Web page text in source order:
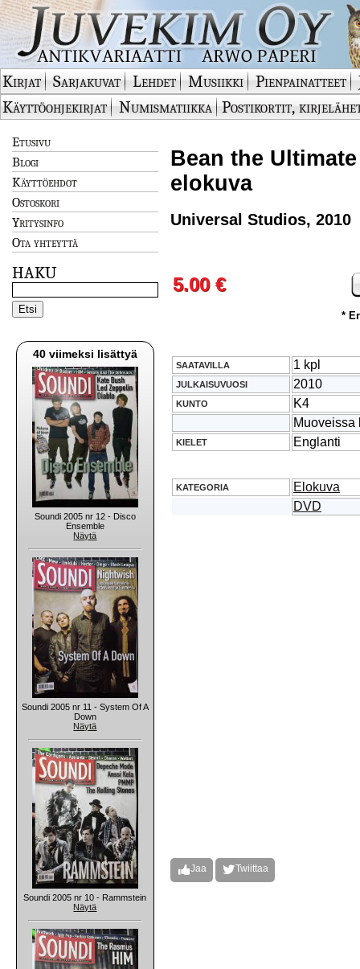
Kirjat Sarjakuvat Lehdet Musiikki Pienpainatteet
Käyttöohjekirjat
Numismatiikka Postikortit,
Etusivu
Blogi
Käyttöehdot
Ostoskori
Yritysinfo
Ota yhteyttä
HAKU
40 viimeksi lisättyä
Soundi 2005 nr 12 - Disco
Ensemble
Näytä
Soundi 2005 nr 11 - System Of A
Down
Näytä
Soundi 2005 nr 10 - Rammstein
Näytä
Bean the
elokuva
Universal Studios, 2010
5.00 €
*
SAATAVILLA 1 kpl
JULKAISUVUOSI 2010
KUNTO
K4
Muoveissa
KIELET Englanti
KATEGORIA
Elokuva
DVD
Jaa Twiittaa